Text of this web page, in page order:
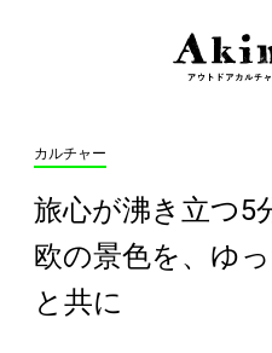
カルチャー
旅心が沸き立つ5
欧の景色を、ゆ
と共に